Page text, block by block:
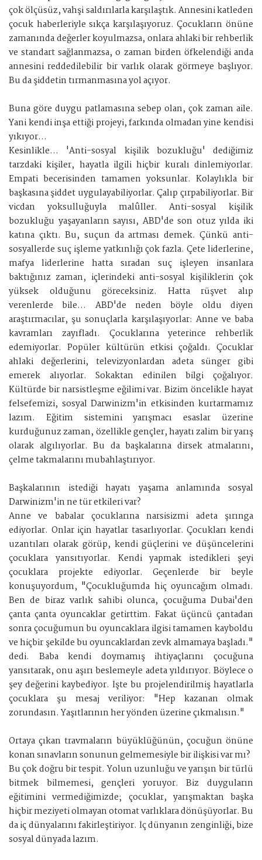
çok ölçüsüz, vahşi saldırılarla karşılaştık. Annesini katleden
çocuk haberleriyle sıkça karşılaşıyoruz. Çocukların önüne
zamanında değerler koyulmazsa, onlara ahlaki bir rehberlik
ve standart sağlanmazsa, o zaman birden öfkelendiği anda
annesini reddedilebilir bir varlık olarak görmeye başlıyor.
Bu da şiddetin tırmanmasına yol açıyor.
Buna göre duygu patlamasına sebep olan, çok zaman aile.
Yani kendi inşa ettiği projeyi, farkında olmadan yine kendisi
yıkıyor...
Kesinlikle... 'Anti-sosyal kişilik bozukluğu' dediğimiz
tarzdaki kişiler, hayatla ilgili hiçbir kuralı dinlemiyorlar.
Empati becerisinden tamamen yoksunlar. Kolaylıkla bir
başkasına şiddet uygulayabiliyorlar. Çalıp çırpabiliyorlar. Bir
vicdan yoksulluğuyla malûller. Anti-sosyal kişilik
bozukluğu yaşayanların sayısı, ABD'de son otuz yılda iki
katına çıktı. Bu, suçun da artması demek. Çünkü anti-
sosyallerde suç işleme yatkınlığı çok fazla. Çete liderlerine,
mafya liderlerine hatta sıradan suç işleyen insanlara
baktığınız zaman, içlerindeki anti-sosyal kişiliklerin çok
yüksek olduğunu göreceksiniz. Hatta rüşvet alıp
verenlerde bile… ABD'de neden böyle oldu diyen
araştırmacılar, şu sonuçlarla karşılaşıyorlar: Anne ve baba
kavramları zayıfladı. Çocuklarına yeterince rehberlik
edemiyorlar. Popüler kültürün etkisi çoğaldı. Çocuklar
ahlaki değerlerini, televizyonlardan adeta sünger gibi
emerek alıyorlar. Sokaktan edinilen bilgi çoğalıyor.
Kültürde bir narsistleşme eğilimi var. Bizim öncelikle hayat
felsefemizi, sosyal Darwinizm'in etkisinden kurtarmamız
lazım. Eğitim sistemini yarışmacı esaslar üzerine
kurduğunuz zaman, özellikle gençler, hayatı zalim bir yarış
olarak algılıyorlar. Bu da başkalarına dirsek atmalarını,
çelme takmalarını mubahlaştırıyor.
Başkalarının istediği hayatı yaşama anlamında sosyal
Darwinizm'in ne tür etkileri var?
Anne ve babalar çocuklarına narsisizmi adeta şırınga
ediyorlar. Onlar için hayatlar tasarlıyorlar. Çocukları kendi
uzantıları olarak görüp, kendi güçlerini ve düşüncelerini
çocuklara yansıtıyorlar. Kendi yapmak istedikleri şeyi
çocuklara projekte ediyorlar. Geçenlerde bir beyle
konuşuyordum, "Çocukluğumda hiç oyuncağım olmadı.
Ben de biraz varlık sahibi olunca, çocuğuma Dubai'den
çanta çanta oyuncaklar getirttim. Fakat üçüncü çantadan
sonra çocuğumun bu oyuncaklara ilgisi tamamen kayboldu
ve hiçbir şekilde bu oyuncaklardan zevk almamaya başladı."
dedi. Baba kendi doymamış ihtiyaçlarını çocuğuna
yansıtarak, onu aşırı beslemeyle adeta yıldırıyor. Böylece o
şey değerini kaybediyor. İşte bu projelendirilmiş hayatlarla
çocuklara şu mesaj veriliyor: "Hep kazanan olmak
zorundasın. Yaşıtlarının her yönden üzerine çıkmalısın."
Ortaya çıkan travmaların büyüklüğünün, çocuğun önüne
konan sınavların sonunun gelmemesiyle bir ilişkisi var mı?
Bu çok doğru bir tespit. Yolun uzunluğu ve yarışın bir türlü
bitmek bilmemesi, gençleri yoruyor. Biz duyguların
eğitimini vermediğimizde; çocuklar, yarışmaktan başka
hiçbir meziyeti olmayan otomat varlıklara dönüşüyorlar. Bu
da iç dünyalarını fakirleştiriyor. İç dünyanın zenginliği, bize
sosyal dünyada lazım.